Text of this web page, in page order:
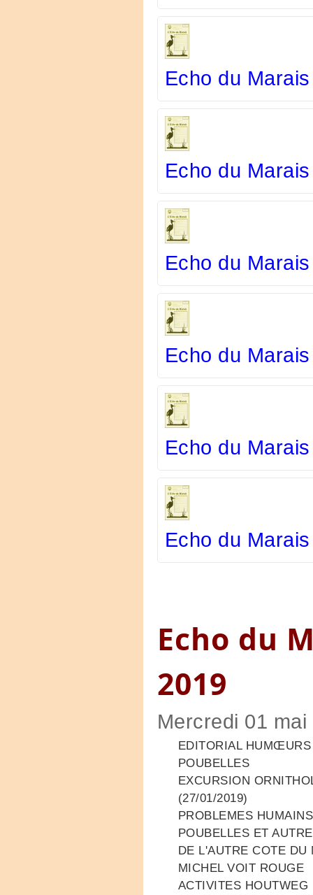
Echo du
Echo du
Echo du
Echo du
Echo du
Echo du
Echo du
2019
Mercredi 01 mai
EDITORIAL
POUBELLES
EXCURSION
(27/01/2019)
PROBLEMES
POUBELLES ET
DE L'AUTRE COTE DU
MICHEL VOIT ROUGE
ACTIVITES